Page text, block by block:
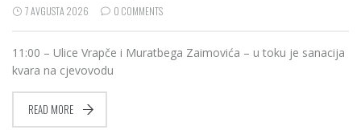
7 AVGUSTA 2026 0 COMMENTS
11:00 – Ulice Vrapče i Muratbega Zaimovića – u toku je sanacija
kvara na cjevovodu
READ MORE